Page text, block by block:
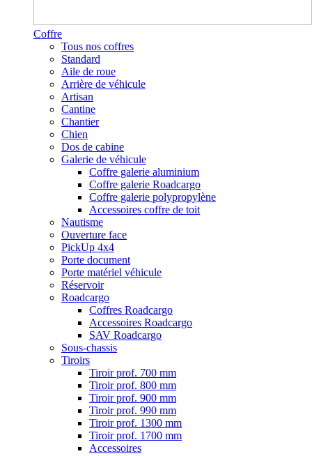
Coffre
Tous nos coffres
Standard
Aile de roue
Arrière de véhicule
Artisan
Cantine
Chantier
Chien
Dos de cabine
Galerie de véhicule
Coffre galerie aluminium
Coffre galerie Roadcargo
Coffre galerie polypropylène
Accessoires coffre de toit
Nautisme
Ouverture face
PickUp 4x4
Porte document
Porte matériel véhicule
Réservoir
Roadcargo
Coffres Roadcargo
Accessoires Roadcargo
SAV Roadcargo
Sous-chassis
Tiroirs
Tiroir prof. 700 mm
Tiroir prof. 800 mm
Tiroir prof. 900 mm
Tiroir prof. 990 mm
Tiroir prof. 1300 mm
Tiroir prof. 1700 mm
Accessoires